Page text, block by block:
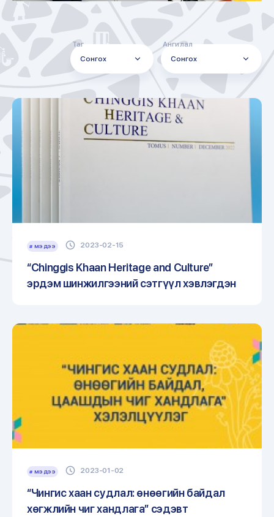
Таг Ангилал
# МЭДЭЭ 2023-02-15
“Chinggis Khaan Heritage and Culture”
эрдэм шинжилгээний сэтгүүл хэвлэгдэн
# МЭДЭЭ 2023-01-02
“Чингис хаан судлал: өнөөгийн байдал
хөгжлийн чиг хандлага” cэдэвт